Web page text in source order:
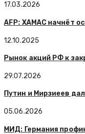
17.03.2026
AFP: ХАМАС начнёт
12.10.2025
Рынок акций РФ к
29.07.2026
Путин и Мирзиеев
05.06.2026
МИД: Германия